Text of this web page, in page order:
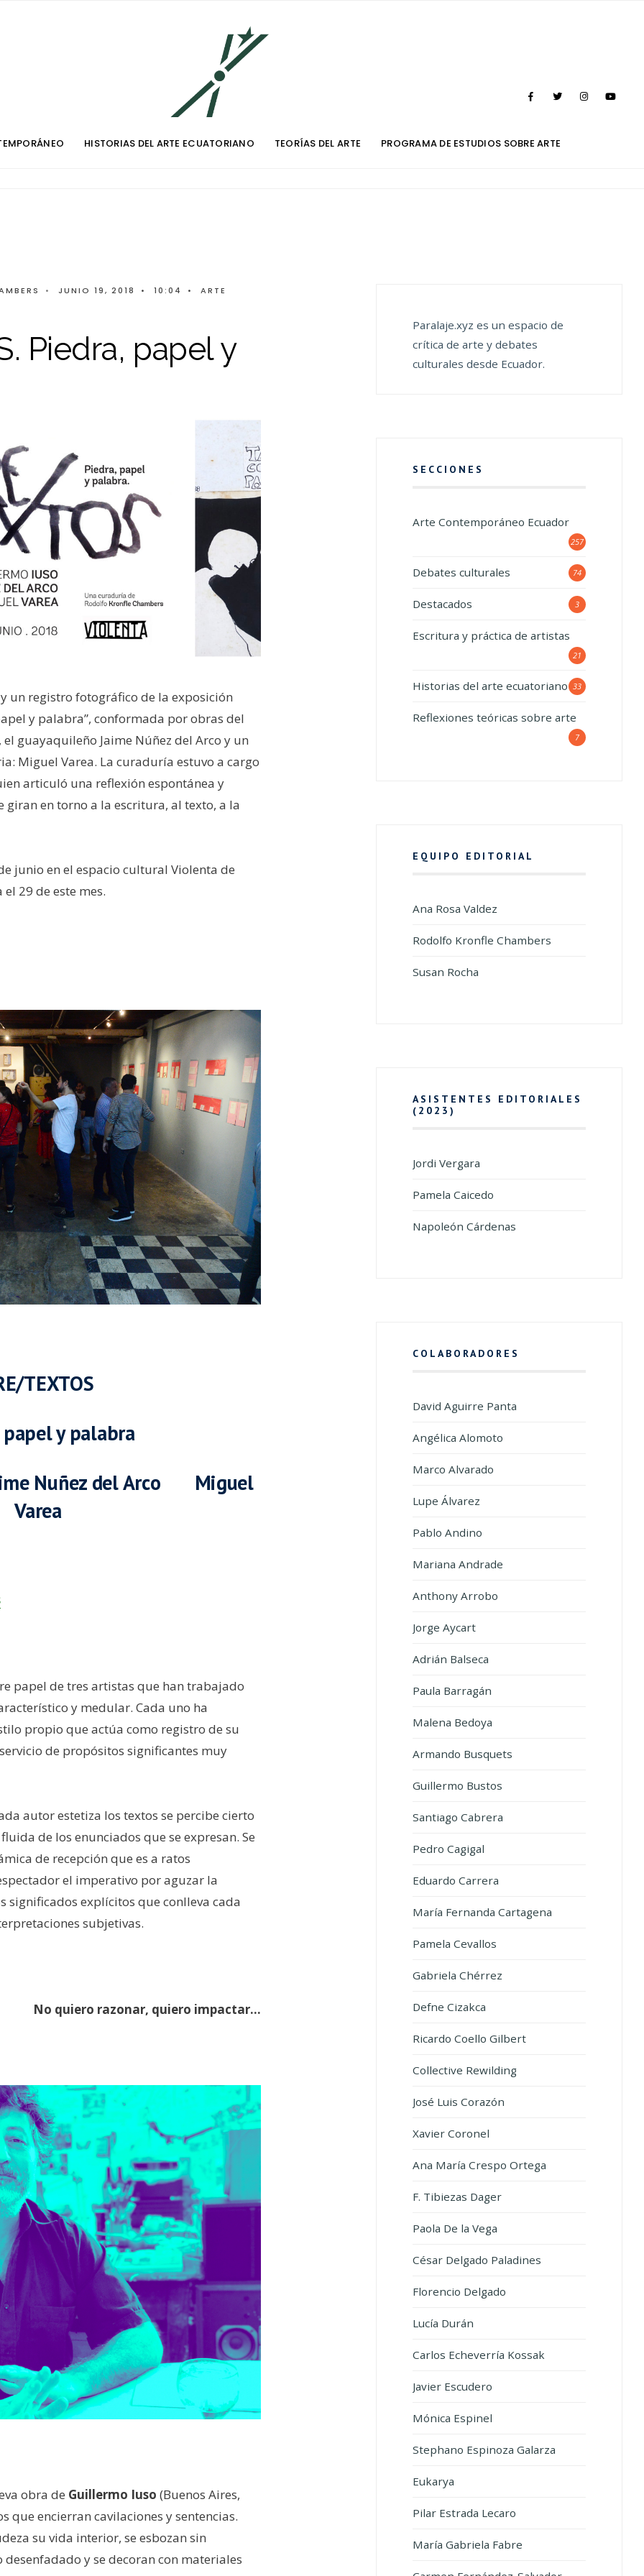
HISTORIAS DEL ARTE ECUATORIANO TEORÍAS DEL ARTE PROGRAMA DE ESTUDIOS SOBRE ARTE
• JUNIO 19, 2018 • 10:04 • ARTE
Piedra, papel y
un registro fotográfico de la exposición
y palabra”, conformada por obras del
guayaquileño Jaime Núñez del Arco y un
Miguel Varea. La curaduría estuvo a cargo
articuló una reflexión espontánea y
en torno a la escritura, al texto, a la
junio en el espacio cultural Violenta de
29 de este mes.
TEXTOS
y palabra
Nuñez del Arco Miguel
Varea
papel de tres artistas que han trabajado
y medular. Cada uno ha
propio que actúa como registro de su
de propósitos significantes muy
autor estetiza los textos se percibe cierto
de los enunciados que se expresan. Se
de recepción que es a ratos
el imperativo por aguzar la
significados explícitos que conlleva cada
subjetivas.
No quiero razonar, quiero impactar…
obra de Guillermo Iuso (Buenos Aires,
que encierran cavilaciones y sentencias.
su vida interior, se esbozan sin
y se decoran con materiales
Paralaje.xyz es un espacio de
crítica de arte y debates
culturales desde Ecuador.
SECCIONES
Arte Contemporáneo Ecuador
257
Debates culturales 74
Destacados 3
Escritura y práctica de artistas
21
Historias del arte ecuatoriano 33
Reflexiones teóricas sobre arte
7
EQUIPO EDITORIAL
Ana Rosa Valdez
Rodolfo Kronfle Chambers
Susan Rocha
ASISTENTES EDITORIALES
(2023)
Jordi Vergara
Pamela Caicedo
Napoleón Cárdenas
COLABORADORES
David Aguirre Panta
Angélica Alomoto
Marco Alvarado
Lupe Álvarez
Pablo Andino
Mariana Andrade
Anthony Arrobo
Jorge Aycart
Adrián Balseca
Paula Barragán
Malena Bedoya
Armando Busquets
Guillermo Bustos
Santiago Cabrera
Pedro Cagigal
Eduardo Carrera
María Fernanda Cartagena
Pamela Cevallos
Gabriela Chérrez
Defne Cizakca
Ricardo Coello Gilbert
Collective Rewilding
José Luis Corazón
Xavier Coronel
Ana María Crespo Ortega
F. Tibiezas Dager
Paola De la Vega
César Delgado Paladines
Florencio Delgado
Lucía Durán
Carlos Echeverría Kossak
Javier Escudero
Mónica Espinel
Stephano Espinoza Galarza
Eukarya
Pilar Estrada Lecaro
María Gabriela Fabre